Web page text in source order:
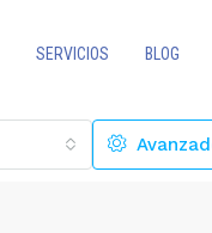
SERVICIOS BLOG